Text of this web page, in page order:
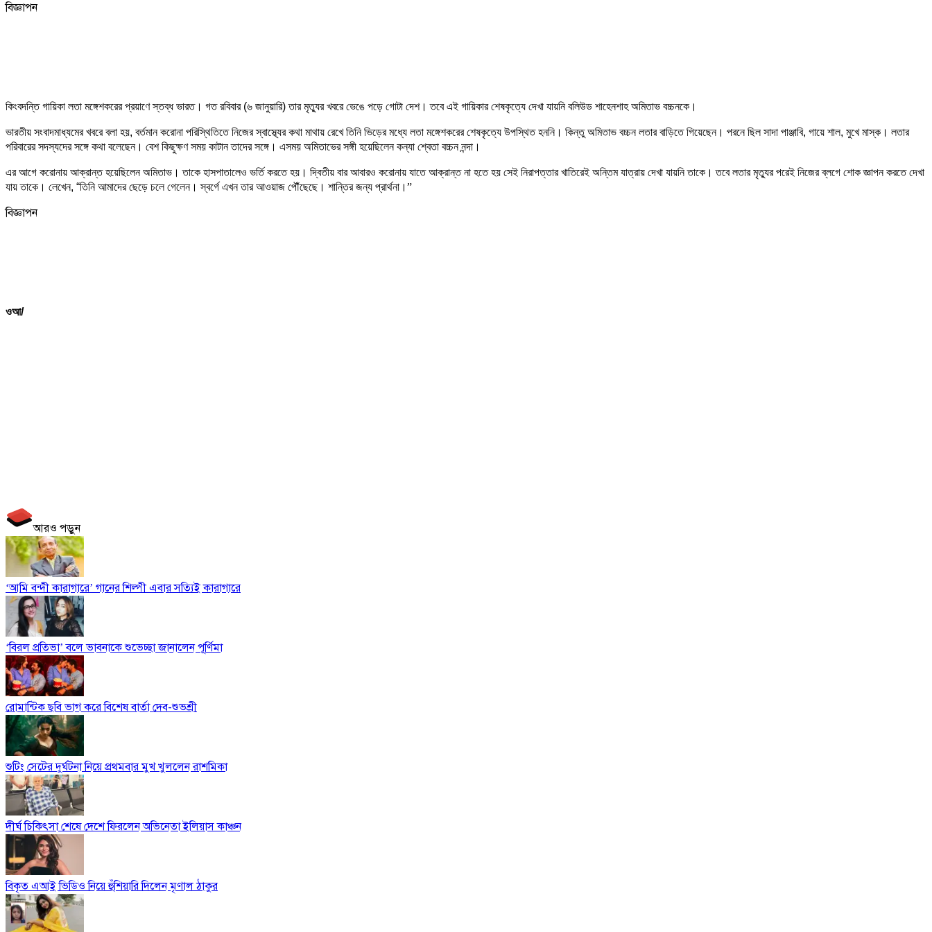
বিজ্ঞাপন
কিংবদন্তি গায়িকা লতা মঙ্গেশকরের প্রয়াণে স্তব্ধ ভারত। গত রবিবার (৬ জানুয়ারি) তার মৃত্যুর খবরে ভেঙে পড়ে গোটা দেশ। তবে এই গায়িকার শেষকৃত্যে দেখা যায়নিবলিউড শাহেনশাহঅমিতাভ বচ্চনকে।
ভারতীয় সংবাদমাধ্যমের খবরে বলা হয়, বর্তমান করোনা পরিস্থিতিতে নিজের স্বাস্থ্যের কথা মাথায় রেখে তিনি ভিড়ের মধ্যে লতা মঙ্গেশকরের শেষকৃত্যে উপস্থিত হননি। কিন্তু অমিতাভ বচ্চন লতার বাড়িতে গিয়েছেন। পরনে ছিল সাদা পাঞ্জাবি, গায়ে শাল, মুখে মাস্ক। লতার
পরিবারের সদস্যদের সঙ্গে কথা বলেছেন। বেশ কিছুক্ষণ সময় কাটান তাদের সঙ্গে। এসময় অমিতাভের সঙ্গী হয়েছিলেন কন্যা শ্বেতা বচ্চন নন্দা।
এর আগে করোনায় আক্রান্ত হয়েছিলেন অমিতাভ। তাকে হাসপাতালেও ভর্তি করতে হয়। দ্বিতীয় বার আবারও করোনায় যাতে আক্রান্ত না হতে হয় সেই নিরাপত্তার খাতিরেই অন্তিম যাত্রায় দেখা যায়নি তাকে। তবে লতার মৃত্যুর পরেই নিজের ব্লগে শোক জ্ঞাপন করতে দেখা
যায় তাকে। লেখেন, “তিনি আমাদের ছেড়ে চলে গেলেন। স্বর্গে এখন তার আওয়াজ পৌঁছেছে। শান্তির জন্য প্রার্থনা। ”
বিজ্ঞাপন
ওআ/
আরও পড়ুন
‘আমি বন্দী কারাগারে’ গানের শিল্পী এবার সত্যিই কারাগারে
‘বিরল প্রতিভা’ বলে ভাবনাকে শুভেচ্ছা জানালেন পূর্ণিমা
রোমান্টিক ছবি ভাগ করে বিশেষ বার্তা দেব-শুভশ্রী
শুটিং সেটের দুর্ঘটনা নিয়ে প্রথমবার মুখ খুললেন রাশমিকা
দীর্ঘ চিকিৎসা শেষে দেশে ফিরলেন অভিনেতা ইলিয়াস কাঞ্চন
বিকৃত এআই ভিডিও নিয়ে হুঁশিয়ারি দিলেন মৃণাল ঠাকুর